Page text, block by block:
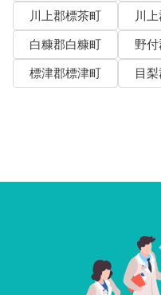
川上郡標茶町
川
白糠郡白糠町
野
標津郡標津町
目